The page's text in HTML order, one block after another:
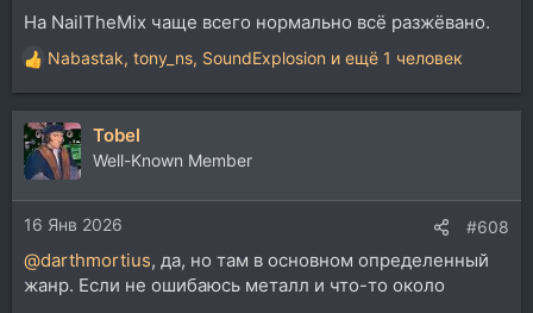
На NailTheMix чаще всего нормально всё разжёвано.
Р
е
а
к
ц
и
и
:
Nabastak, tony_ns, SoundExplosion и ещё 1 человек
Tobel
Well-Known Member
16 Янв 2026 #608
@darthmortius, да, но там в основном определенный
жанр. Если не ошибаюсь металл и что-то около